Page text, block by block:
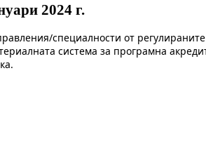
2024 г.
специалности от
система за програмна